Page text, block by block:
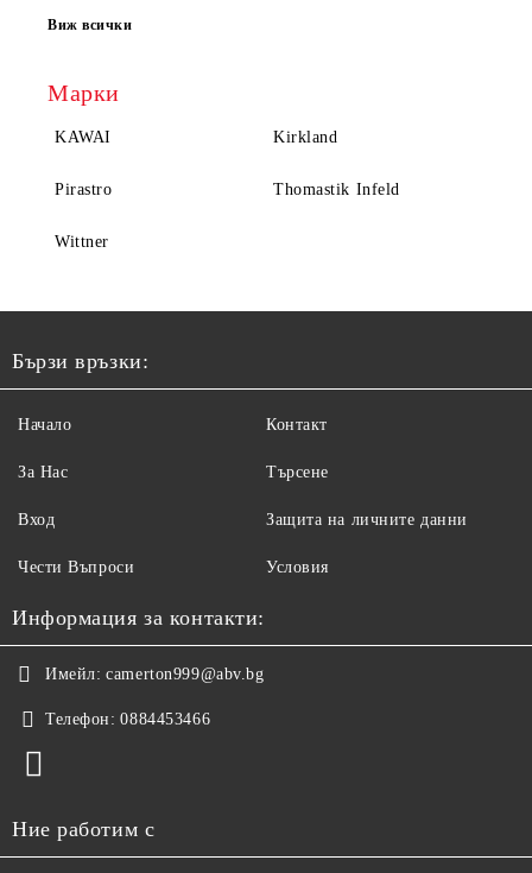
Виж всички
Марки
KAWAI Kirkland
Pirastro Thomastik Infeld
Wittner
Бързи връзки:
Начало
За Нас
Вход
Чести Въпроси
Контакт
Търсене
Защита на личните данни
Условия
Информация за контакти:
Имейл: camerton999@abv.bg
Телефон: 0884453466
Ние работим с